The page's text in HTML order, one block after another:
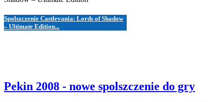
Spolszczenie Castlevania: Lords of Shadow
– Ultimate Edition...
Pekin 2008 - nowe spolszczenie do gry